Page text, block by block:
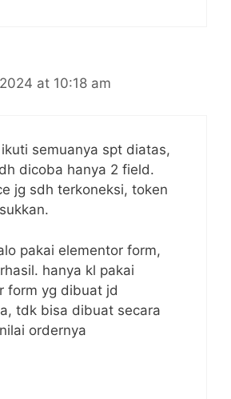
at 10:18 am
semuanya spt diatas,
dicoba hanya 2 field.
jg sdh terkoneksi, token
pakai elementor form,
hanya kl pakai
form yg dibuat jd
tdk bisa dibuat secara
ordernya